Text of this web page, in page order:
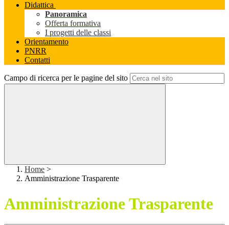
Didattica
Panoramica
Offerta formativa
I progetti delle classi
Orientamento
PNRR
Contatti
Campo di ricerca per le pagine del sito
Home >
Amministrazione Trasparente
Amministrazione Trasparente